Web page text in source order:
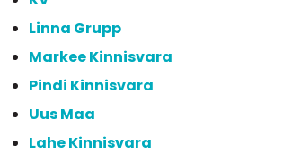
Linna Grupp
Markee Kinnisvara
Pindi Kinnisvara
Uus Maa
Lahe Kinnisvara